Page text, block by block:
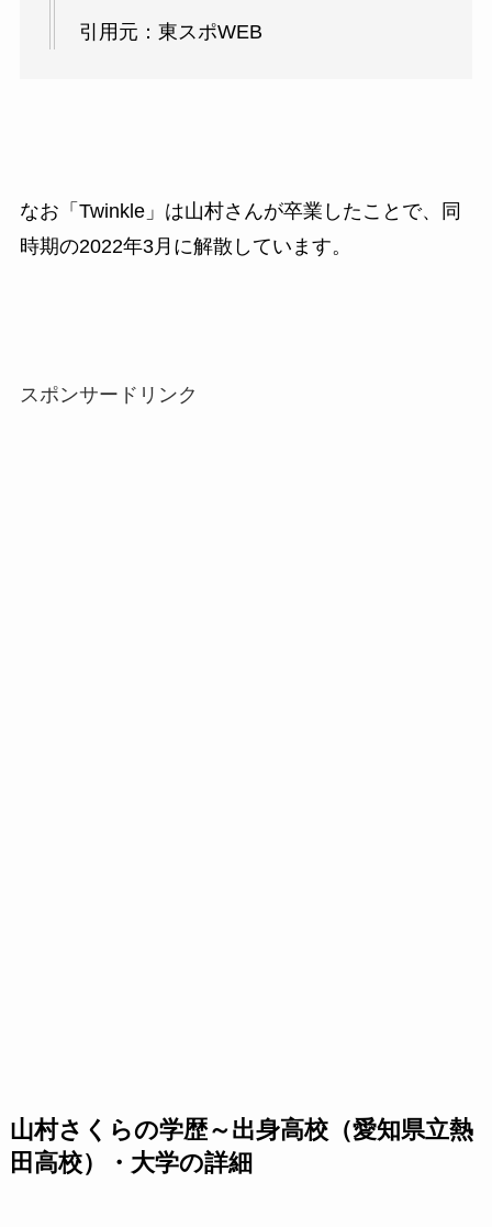
引用元：東スポWEB
なお「Twinkle」は山村さんが卒業したことで、同
時期の2022年3月に解散しています。
スポンサードリンク
山村さくらの学歴～出身高校（愛知県立熱
田高校）・大学の詳細